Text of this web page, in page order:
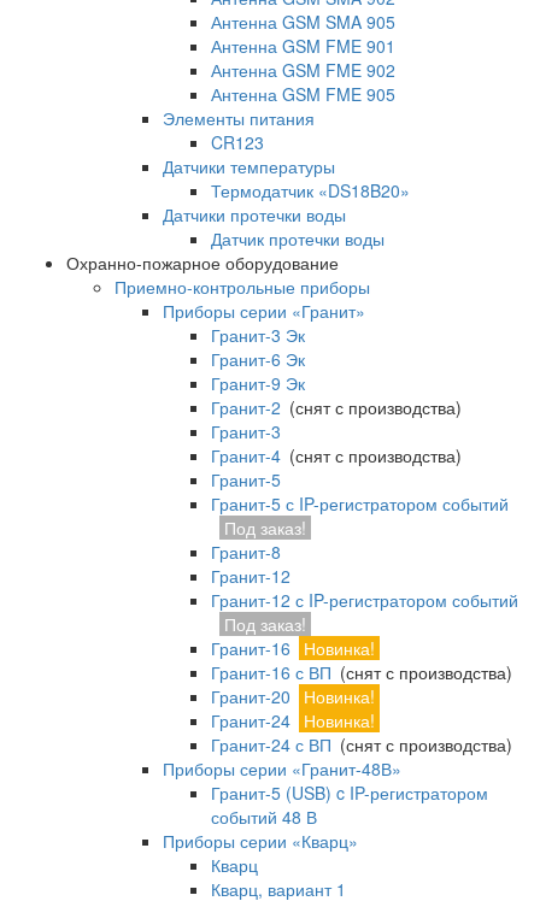
Антенна GSM SMA 905
Антенна GSM FME 901
Антенна GSM FME 902
Антенна GSM FME 905
Элементы питания
CR123
Датчики температуры
Термодатчик «DS18B20»
Датчики протечки воды
Датчик протечки воды
Охранно-пожарное оборудование
Приемно-контрольные приборы
Приборы серии «Гранит»
Гранит-3 Эк
Гранит-6 Эк
Гранит-9 Эк
Гранит-2 (снят с производства)
Гранит-3
Гранит-4 (снят с производства)
Гранит-5
Гранит-5 с IP-регистратором событий
Под заказ!
Гранит-8
Гранит-12
Гранит-12 с IP-регистратором событий
Под заказ!
Гранит-16
Новинка!
Гранит-16 с ВП (снят с производства)
Гранит-20
Новинка!
Гранит-24 Новинка!
Гранит-24 с ВП (снят с производства)
Приборы серии «Гранит-48В»
Гранит-5 (USB) c IP-регистратором
событий 48 В
Приборы серии «Кварц»
Кварц
Кварц, вариант 1